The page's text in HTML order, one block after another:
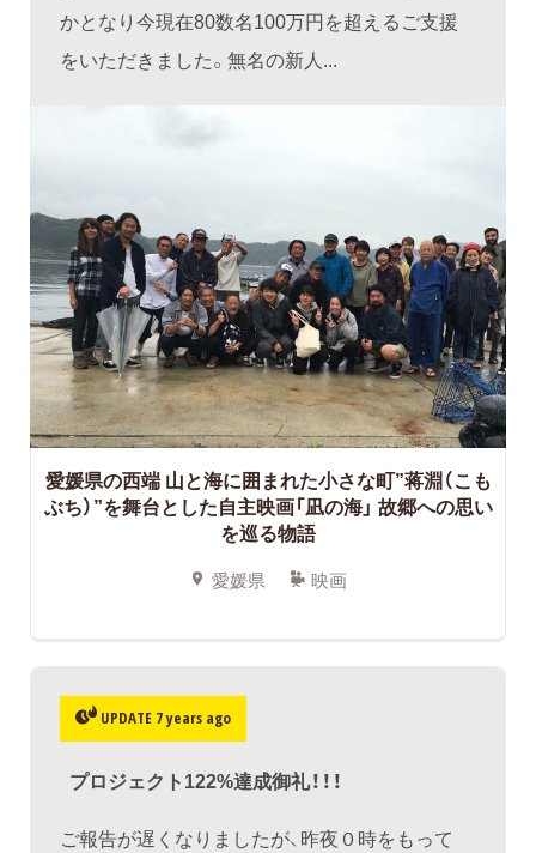
かとなり今現在80数名100万円を超えるご支援
をいただきました。無名の新人...
愛媛県の西端 山と海に囲まれた小さな町”蒋淵（こも
ぶち）”を舞台とした自主映画「凪の海」 故郷への思い
を巡る物語
愛媛県 映画
UPDATE 7 years ago
プロジェクト122%達成御礼！！！
ご報告が遅くなりましたが、昨夜０時をもって